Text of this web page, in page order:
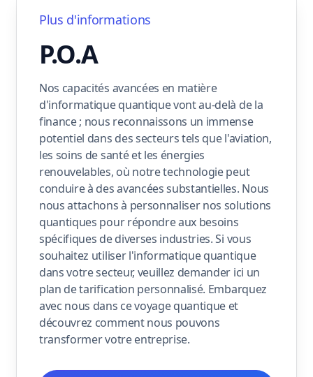
Plus d'informations
P.O.A
Nos capacités avancées en matière
d'informatique quantique vont au-delà de la
finance ; nous reconnaissons un immense
potentiel dans des secteurs tels que l'aviation,
les soins de santé et les énergies
renouvelables, où notre technologie peut
conduire à des avancées substantielles. Nous
nous attachons à personnaliser nos solutions
quantiques pour répondre aux besoins
spécifiques de diverses industries. Si vous
souhaitez utiliser l'informatique quantique
dans votre secteur, veuillez demander ici un
plan de tarification personnalisé. Embarquez
avec nous dans ce voyage quantique et
découvrez comment nous pouvons
transformer votre entreprise.